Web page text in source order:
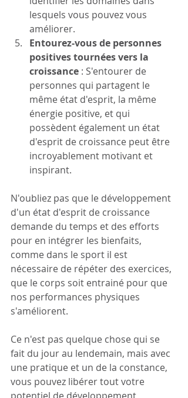
lesquels vous pouvez vous
améliorer.
Entourez-vous de personnes
positives tournées vers la
croissance : S'entourer de
personnes qui partagent le
même état d'esprit, la même
énergie positive, et qui
possèdent également un état
d'esprit de croissance peut être
incroyablement motivant et
inspirant.
N'oubliez pas que le développement
d'un état d'esprit de croissance
demande du temps et des efforts
pour en intégrer les bienfaits,
comme dans le sport il est
nécessaire de répéter des exercices,
que le corps soit entrainé pour que
nos performances physiques
s'améliorent.
Ce n'est pas quelque chose qui se
fait du jour au lendemain, mais avec
une pratique et un de la constance,
vous pouvez libérer tout votre